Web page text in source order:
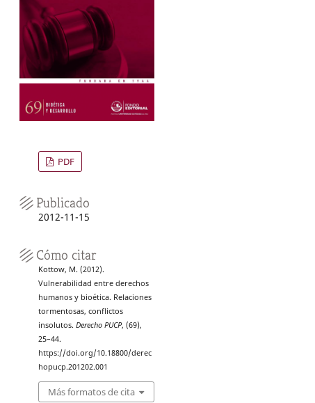
PDF
Publicado
2012-11-15
Cómo citar
Kottow, M. (2012).
Vulnerabilidad entre derechos
humanos y bioética. Relaciones
tormentosas, conflictos
insolutos. Derecho PUCP, (69),
25–44.
https://doi.org/10.18800/derec
hopucp.201202.001
Más formatos de cita